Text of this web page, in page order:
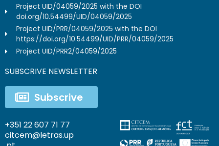
Project UID/04059/2025 with the DOI
doi.org/10.54499/UID/04059/2025
Project UID/PRR/04059/2025 with the DOI
https://doi.org/10.54499/UID/PRR/04059/2025
Project UID/PRR2/04059/2025
SUBSCRIVE NEWSLETTER
Subscrive
+351 22 607 71 77
citcem@letras.up